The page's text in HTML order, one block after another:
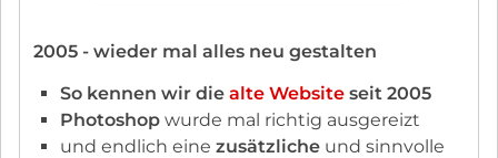
2005 - wieder mal alles neu gestalten
So kennen wir die alte Website seit 2005
Photoshop wurde mal richtig ausgereizt
und endlich eine zusätzliche und sinnvolle